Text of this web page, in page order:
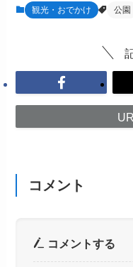
観光・おでかけ 公園
コメント
コメントする